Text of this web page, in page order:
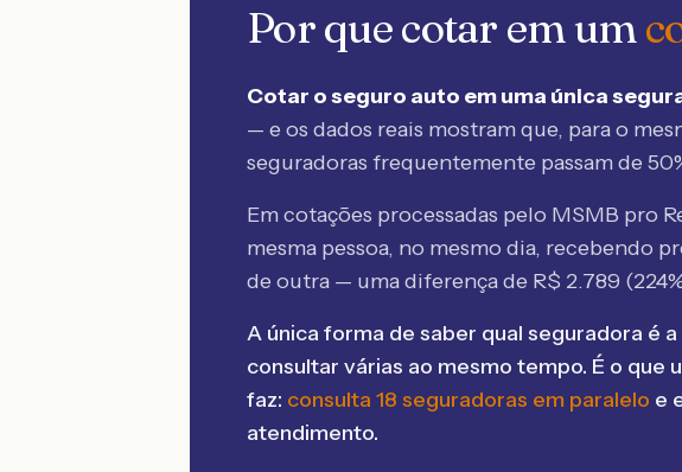
Por que cotar em um
Cotar o seguro auto em uma única
— e os dados reais mostram que, para o
seguradoras frequentemente passam de
Em cotações processadas pelo MSMB pro
mesma pessoa, no mesmo dia, recebendo
de outra — uma diferença de R$ 2.789 (224
A única forma de saber qual seguradora é
consultar várias ao mesmo tempo. É o que
faz: consulta 18 seguradoras em paralelo e
atendimento.